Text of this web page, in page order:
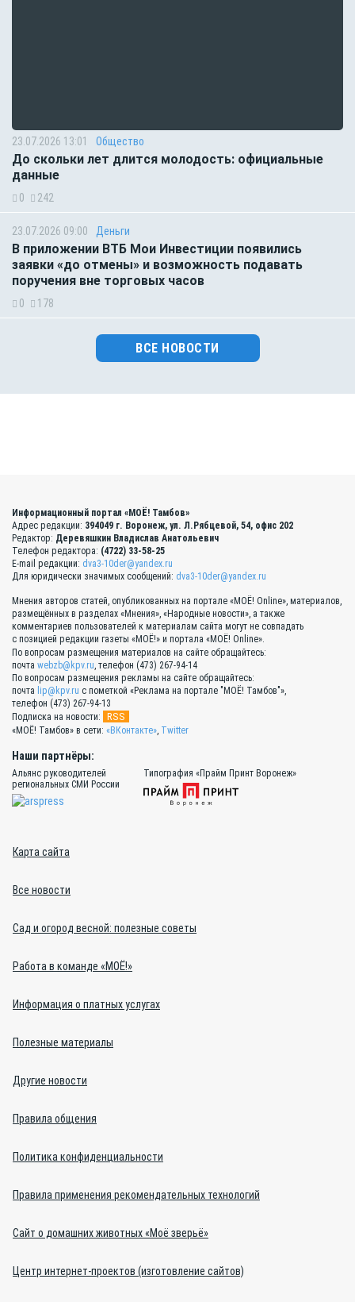
23.07.2026 13:01 Общество
До скольки лет длится молодость: официальные
данные
0 242
23.07.2026 09:00 Деньги
В приложении ВТБ Мои Инвестиции появились
заявки «до отмены» и возможность подавать
поручения вне торговых часов
0 178
ВСЕ НОВОСТИ
Информационный портал «МОЁ! Тамбов»
Адрес редакции: 394049 г. Воронеж, ул. Л.Рябцевой, 54, офис 202
Редактор: Деревяшкин Владислав Анатольевич
Телефон редактора: (4722) 33-58-25
E-mail редакции: dva3-10der@yandex.ru
Для юридически значимых сообщений: dva3-10der@yandex.ru
Мнения авторов статей, опубликованных на портале «МОЁ! Online», материалов,
размещённых в разделах «Мнения», «Народные новости», а также
комментариев пользователей к материалам сайта могут не совпадать
с позицией редакции газеты «МОЁ!» и портала «МОЁ! Online».
По вопросам размещения материалов на сайте обращайтесь:
почта webzb@kpv.ru, телефон (473) 267-94-14
По вопросам размещения рекламы на сайте обращайтесь:
почта lip@kpv.ru с пометкой «Реклама на портале "МОЁ! Тамбов"»,
телефон (473) 267-94-13
Подписка на новости:
RSS
«МОЁ! Тамбов» в сети: «ВКонтакте», Twitter
Наши партнёры:
Альянс руководителей
региональных СМИ России
Типография «Прайм Принт Воронеж»
Карта сайта
Все новости
Сад и огород весной: полезные советы
Работа в команде «МОЁ!»
Информация о платных услугах
Полезные материалы
Другие новости
Правила общения
Политика конфиденциальности
Правила применения рекомендательных технологий
Сайт о домашних животных «Моё зверьё»
Центр интернет-проектов (изготовление сайтов)